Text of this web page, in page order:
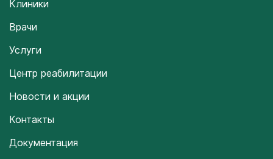
Клиники
Врачи
Услуги
Центр реабилитации
Новости и акции
Контакты
Документация